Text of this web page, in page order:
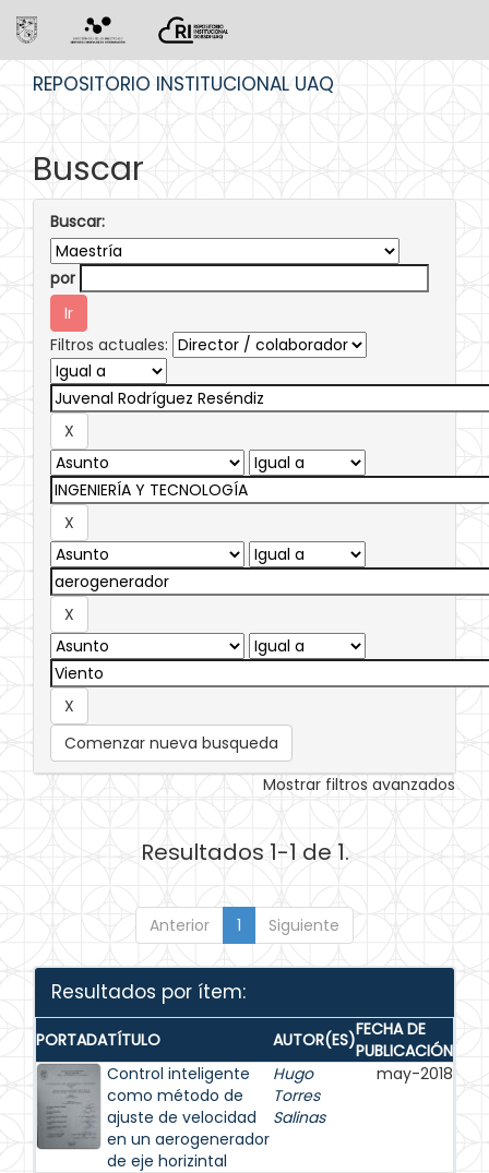
REPOSITORIO INSTITUCIONAL UAQ
Buscar
Buscar:
por
Filtros actuales:
Comenzar nueva busqueda
Mostrar filtros avanzados
Resultados 1-1 de 1.
Anterior 1 Siguiente
Resultados por ítem:
PORTADATÍTULO AUTOR(ES)FECHA DE
PUBLICACIÓN
Control inteligente
como método de
ajuste de velocidad
en un aerogenerador
de eje horizintal
Hugo
Torres
Salinas
may-2018